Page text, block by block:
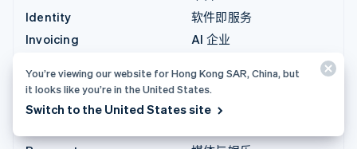
Identity
Invoicing
Link
Managed Payments
软件即服务
AI 企业
游戏
酒店、旅游与休闲
You’re viewing our website for Hong Kong SAR, China, but
it looks like you’re in the United States.
Switch to the United States site